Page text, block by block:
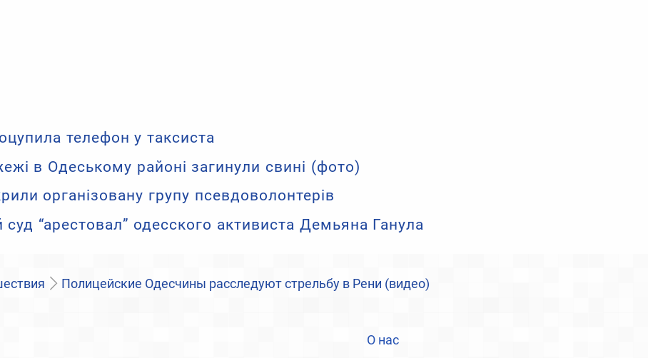
телефон у таксиста
в Одеському районі загинули свині (фото)
організовану групу псевдоволонтерів
суд “арестовал” одесского активиста Демьяна Ганула
Полицейские Одесчины расследуют стрельбу в Рени (видео)
О нас